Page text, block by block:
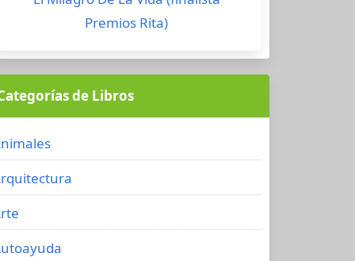
Premios Rita)
de Libros